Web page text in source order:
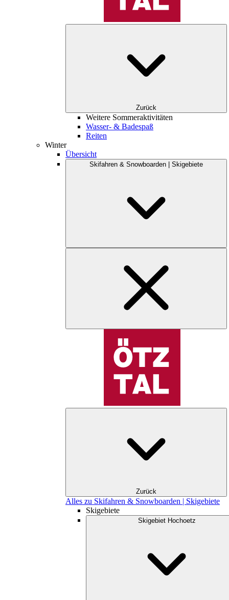
Zurück
Weitere Sommeraktivitäten
Wasser- & Badespaß
Reiten
Winter
Übersicht
Skifahren & Snowboarden | Skigebiete
Zurück
Alles zu Skifahren & Snowboarden | Skigebiete
Skigebiete
Skigebiet Hochoetz